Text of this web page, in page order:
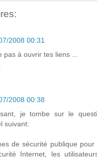
2008 00:31
pas à ouvrir tes liens ...
2008 00:38
je tombe sur le
suivant:
de sécurité publique
Internet, les